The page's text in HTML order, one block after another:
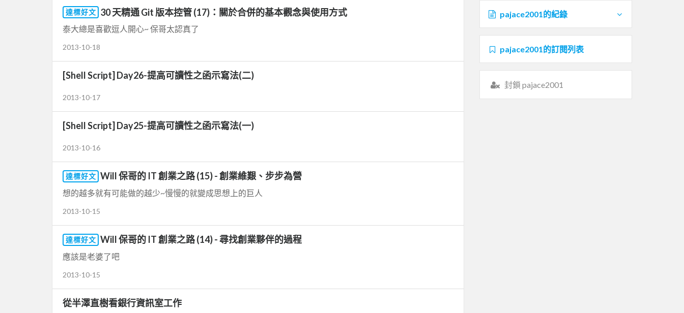
達標好文 30 天精通 Git 版本控管 (17)：關於合併的基本觀念與使用方式
泰大總是喜歡逗人開心~ 保哥太認真了
2013-10-18
[Shell Script] Day26-提高可讀性之函示寫法(二)
2013-10-17
[Shell Script] Day25-提高可讀性之函示寫法(一)
2013-10-16
達標好文 Will 保哥的 IT 創業之路 (15) - 創業維艱、步步為營
想的越多就有可能做的越少~慢慢的就變成思想上的巨人
2013-10-15
達標好文 Will 保哥的 IT 創業之路 (14) - 尋找創業夥伴的過程
應該是老婆了吧
2013-10-15
從半澤直樹看銀行資訊室工作
pajace2001的紀錄
pajace2001的訂閱列表
封鎖 pajace2001